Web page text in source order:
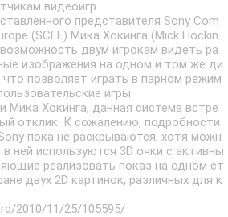
видеоигр.
представителя Sony Com
(SCEE) Мика Хокинга (Mick Hockin
двум игрокам видеть ра
изображения на одном и том же ди
позволяет играть в парном режим
игры.
Мика Хокинга, данная система встре
отклик. К сожалению, подробности
пока не раскрываются, хотя можн
ней используются 3D очки с активны
реализовать показ на одном ст
двух 2D картинок, различных для к
2010/11/25/105595/